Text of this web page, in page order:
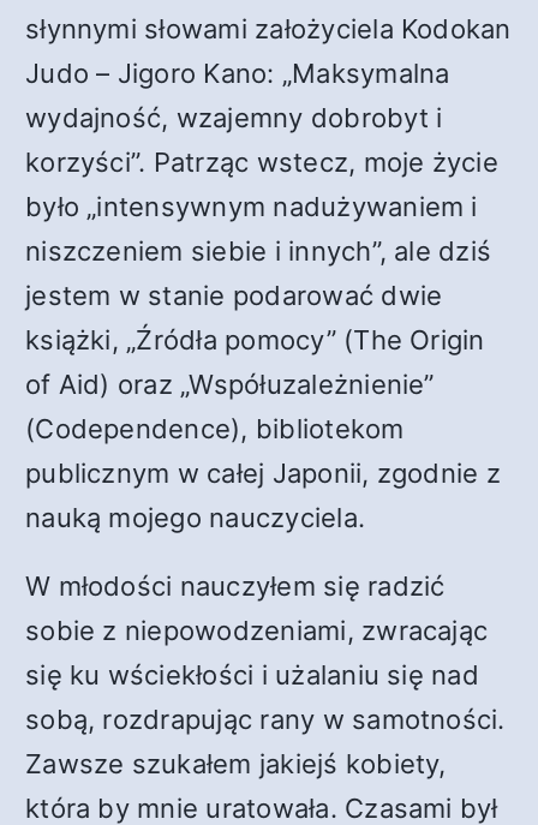
słynnymi słowami założyciela Kodokan
Judo – Jigoro Kano: „Maksymalna
wydajność, wzajemny dobrobyt i
korzyści”. Patrząc wstecz, moje życie
było „intensywnym nadużywaniem i
niszczeniem siebie i innych”, ale dziś
jestem w stanie podarować dwie
książki, „Źródła pomocy” (The Origin
of Aid) oraz „Współuzależnienie”
(Codependence), bibliotekom
publicznym w całej Japonii, zgodnie z
nauką mojego nauczyciela.
W młodości nauczyłem się radzić
sobie z niepowodzeniami, zwracając
się ku wściekłości i użalaniu się nad
sobą, rozdrapując rany w samotności.
Zawsze szukałem jakiejś kobiety,
która by mnie uratowała. Czasami był